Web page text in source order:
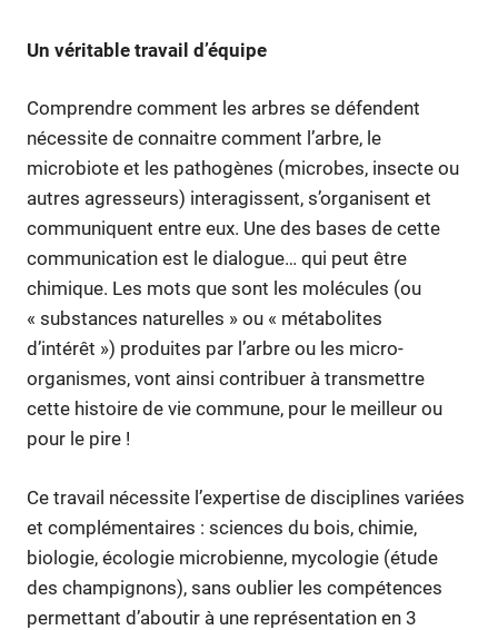
Un véritable travail d’équipe
Comprendre comment les arbres se défendent
nécessite de connaitre comment l’arbre, le
microbiote et les pathogènes (microbes, insecte ou
autres agresseurs) interagissent, s’organisent et
communiquent entre eux. Une des bases de cette
communication est le dialogue… qui peut être
chimique. Les mots que sont les molécules (ou
« substances naturelles » ou « métabolites
d’intérêt ») produites par l’arbre ou les micro-
organismes, vont ainsi contribuer à transmettre
cette histoire de vie commune, pour le meilleur ou
pour le pire !
Ce travail nécessite l’expertise de disciplines variées
et complémentaires : sciences du bois, chimie,
biologie, écologie microbienne, mycologie (étude
des champignons), sans oublier les compétences
permettant d’aboutir à une représentation en 3